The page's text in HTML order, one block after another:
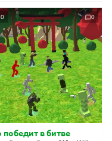
инженерной мысли. Одни
своими габаритами,
имеют впечатляющую
третьи полагаются на
технологии. Вы
купить и
любого
если будете побеждать в
0
победит в битве